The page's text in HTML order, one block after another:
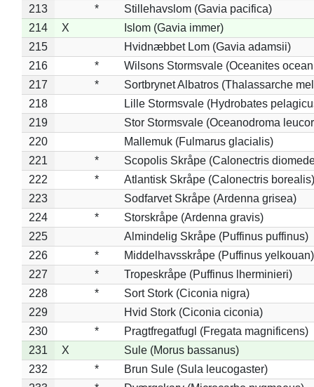
213
*
Stillehavslom (Gavia pacifica)
214
X
Islom (Gavia immer)
215
Hvidnæbbet Lom (Gavia adamsii)
216
*
Wilsons Stormsvale (Oceanites
217
*
Sortbrynet Albatros (Thalassarche
218
Lille Stormsvale (Hydrobates
219
Stor Stormsvale (Oceanodroma
220
Mallemuk (Fulmarus glacialis)
221
*
Scopolis Skråpe (Calonectris
222
*
Atlantisk Skråpe (Calonectris borealis)
223
Sodfarvet Skråpe (Ardenna grisea)
224
*
Storskråpe (Ardenna gravis)
225
Almindelig Skråpe (Puffinus puffinus)
226
*
Middelhavsskråpe (Puffinus yelkouan)
227
*
Tropeskråpe (Puffinus lherminieri)
228
*
Sort Stork (Ciconia nigra)
229
Hvid Stork (Ciconia ciconia)
230
*
Pragtfregatfugl (Fregata magnificens)
231
X
Sule (Morus bassanus)
232
*
Brun Sule (Sula leucogaster)